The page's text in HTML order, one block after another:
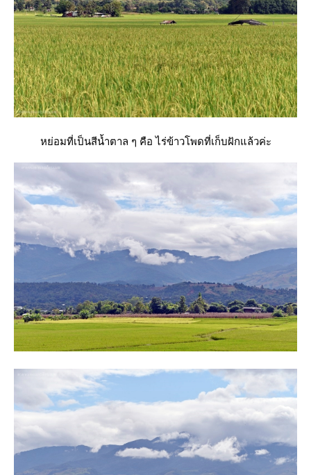
หย่อมที่เป็นสีน้ำตาล ๆ คือ ไร่ข้าวโพดที่เก็บฝักแล้วค่ะ